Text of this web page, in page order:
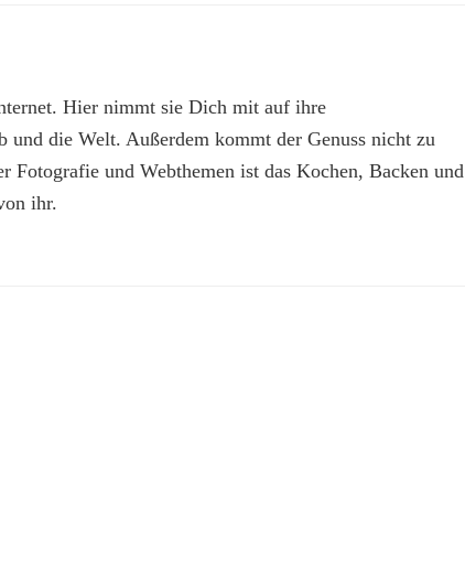
Hier nimmt sie Dich mit auf ihre
und die Welt. Außerdem kommt der Genuss nicht zu
Fotografie und Webthemen ist das Kochen, Backen und
ihr.